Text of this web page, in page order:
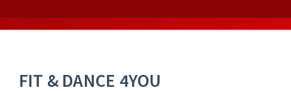
FIT & DANCE 4YOU